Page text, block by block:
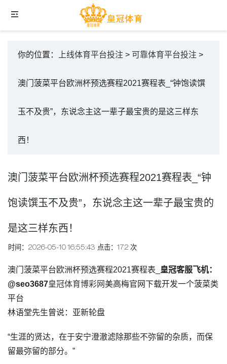
你的位置： 上线体育平台投注 > 可靠体育平台投注 >
澳门菠菜平台欧洲杯预选赛程2021赛程表_“钟饱读馔
玉不及贵”，东说念主这一辈子最宝贵的是这三样东
西！
澳门菠菜平台欧洲杯预选赛程2021赛程表_“钟
饱读馔玉不及贵”，东说念主这一辈子最宝贵的
是这三样东西！
时间：2026-05-10 16:55:43 点击：172 次
澳门菠菜平台欧洲杯预选赛程2021赛程表_
皇冠客服飞机：
@seo3687皇冠体育博彩网美高梅官网下载开发一个菠菜类
平台
林语堂先生曾说：亚新轮盘
“生涯的贤达，在于安宁澄澈滤除那些不弥留的杂质，而保
留最弥留的部分。”